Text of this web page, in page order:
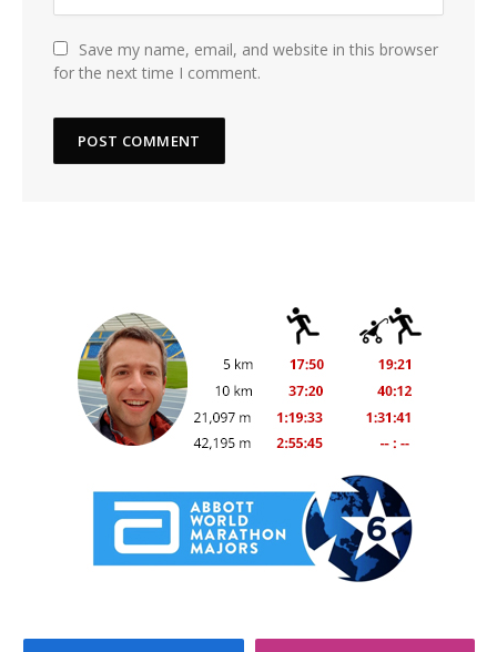
Save my name, email, and website in this browser
for the next time I comment.